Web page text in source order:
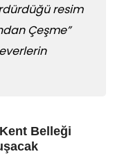
resim
Çeşme”
Belleği